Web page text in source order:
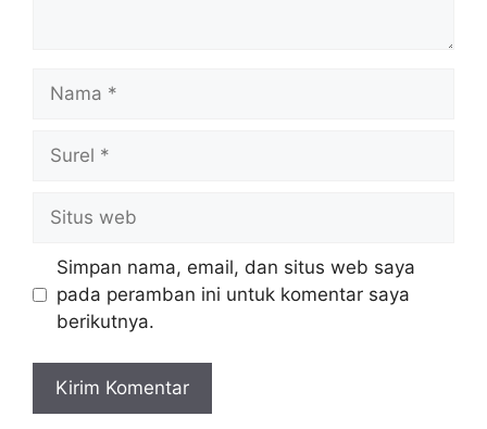
web
Simpan nama, email, dan situs web saya
pada peramban ini untuk komentar saya
berikutnya.